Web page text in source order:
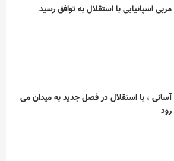
مربی اسپانیایی با استقلال به توافق رسید
آسانی ، با استقلال در فصل جدید به میدان می
رود